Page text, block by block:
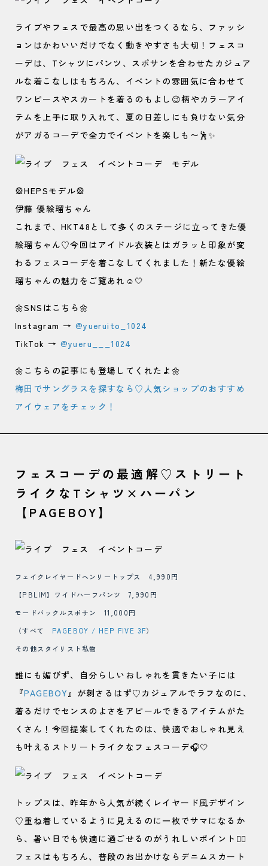
ライブやフェスで最高の思い出をつくるなら、ファッシ
ョンはかわいいだけでなく動きやすさも大切！フェスコ
ーデは、Tシャツにパンツ、スポサンを合わせたカジュア
ルな着こなしはもちろん、イベントの雰囲気に合わせて
ワンピースやスカートを着るのもよし😉柄やカラーアイ
テムを上手に取り入れて、夏の日差しにも負けない気分
がアガるコーデで全力でイベントを楽しも〜🕺✨
🎡HEPSモデル🎡
伊藤 優絵瑠ちゃん
これまで、HKT48として多くのステージに立ってきた優
絵瑠ちゃん♡今回はアイドル衣装とはガラッと印象が変
わるフェスコーデを着こなしてくれました！新たな優絵
瑠ちゃんの魅力をご覧あれ☺️🤍
🌼SNSはこちら🌼
Instagram → @yueruito_1024
TikTok → @yueru___1024
🌼こちらの記事にも登場してくれたよ🌼
梅⽥でサングラスを探すなら♡人気ショップのおすすめ
アイウェアをチェック！
フェスコーデの最適解♡ストリート
ライクなTシャツ×ハーパン
【PAGEBOY】
フェイクレイヤードヘンリートップス 4,990円
【PBLIM】ワイドハーフパンツ 7,990円
モードバックルスポサン 11,000円
（すべて PAGEBOY / HEP FIVE 3F）
その他スタイリスト私物
誰にも媚びず、自分らしいおしゃれを貫きたい子には
『PAGEBOY』が刺さるはず♡カジュアルでラフなのに、
着るだけでセンスのよさをアピールできるアイテムがた
くさん！今回提案してくれたのは、快適でおしゃれ見え
も叶えるストリートライクなフェスコーデ🎧🤍
トップスは、昨年から人気が続くレイヤード風デザイン
♡重ね着しているように見えるのに一枚でサマになるか
ら、暑い日でも快適に過ごせるのがうれしいポイント🙆‍♀️
フェスはもちろん、普段のお出かけならデニムスカート